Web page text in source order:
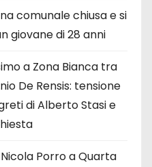
comunale chiusa e si
giovane di 28 anni
a Zona Bianca tra
De Rensis: tensione
di Alberto Stasi e
Porro a Quarta